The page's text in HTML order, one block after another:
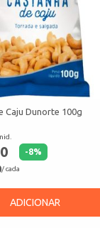
Caju Dunorte 100g
-8%
/ cada
ADICIONAR